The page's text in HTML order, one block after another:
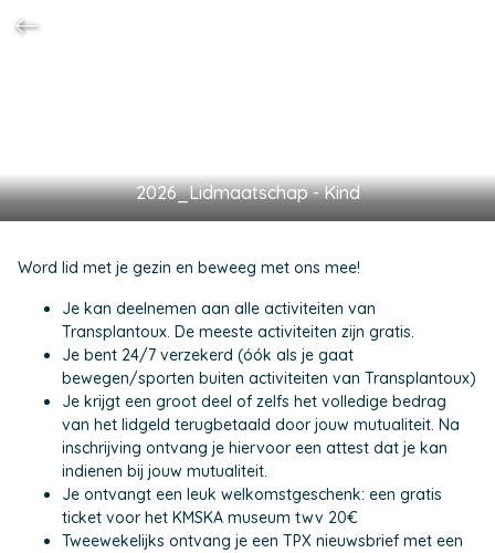
2026_Lidmaatschap - Kind
Word lid met je gezin en beweeg met ons mee!
Je kan deelnemen aan alle activiteiten van
Transplantoux. De meeste activiteiten zijn gratis.
Je bent 24/7 verzekerd (óók als je gaat
bewegen/sporten buiten activiteiten van Transplantoux)
Je krijgt een groot deel of zelfs het volledige bedrag
van het lidgeld terugbetaald door jouw mutualiteit. Na
inschrijving ontvang je hiervoor een attest dat je kan
indienen bij jouw mutualiteit.
Je ontvangt een leuk welkomstgeschenk: een gratis
ticket voor het KMSKA museum twv 20€
Tweewekelijks ontvang je een TPX nieuwsbrief met een